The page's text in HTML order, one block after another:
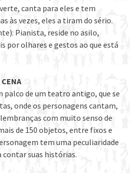
canta para eles e tem
às vezes, eles a tiram do sério.
Pianista, reside no asilo,
por olhares e gestos ao que está
palco de um teatro antigo, que se
onde os personagens cantam,
com muito senso de
de 150 objetos, entre fixos e
tem uma peculiaridade
contar suas histórias.